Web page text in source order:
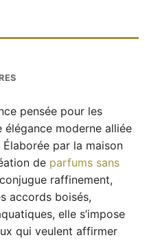
pensée pour les
élégance moderne alliée
par la maison
de parfums sans
raffinement,
accords boisés,
elle s’impose
qui veulent affirmer